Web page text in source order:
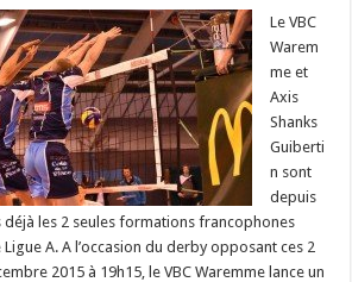
Le VBC
Warem
me et
Axis
Shanks
Guiberti
n sont
depuis
déjà les 2 seules formations francophones
A. A l’occasion du derby opposant ces 2
2015 à 19h15, le VBC Waremme lance un